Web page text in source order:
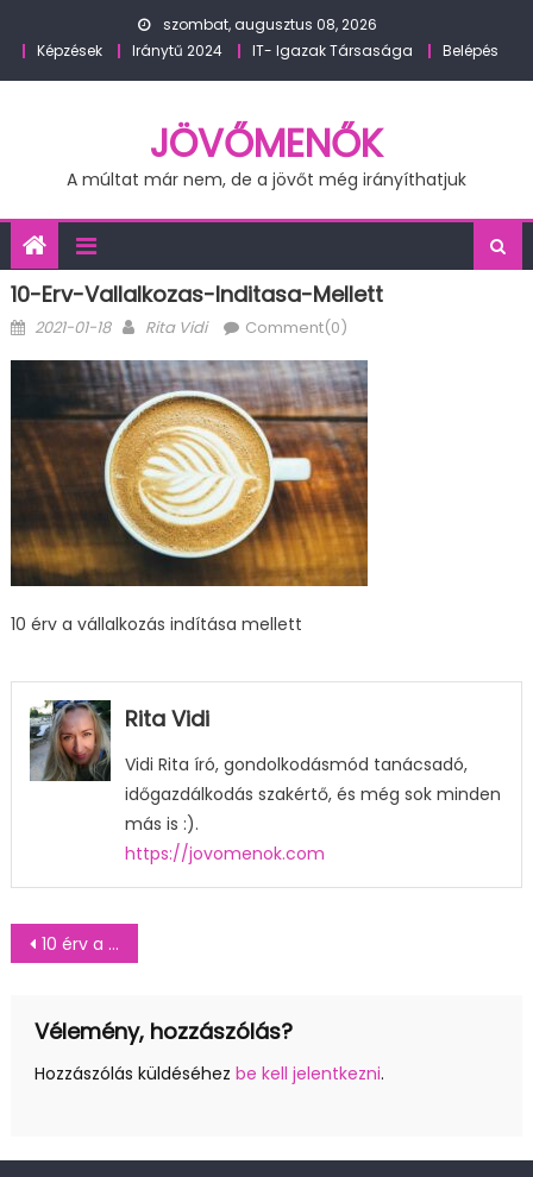
szombat, augusztus 08, 2026
Képzések
Iránytű 2024 IT- Igazak Társasága Belépés
JÖVŐMENŐK
A múltat már nem, de a jövőt még irányíthatjuk
10-Erv-Vallalkozas-Inditasa-Mellett
Posted
2021-01-18 Author
Rita Vidi Comment(0)
10 érv a vállalkozás indítása mellett
Rita Vidi
Vidi Rita író, gondolkodásmód tanácsadó,
időgazdálkodás szakértő, és még sok minden
más is :).
https://jovomenok.com
Bejegyzés
10 érv a vállalkozás indítása mellett
Vélemény, hozzászólás?
Hozzászólás küldéséhez be kell jelentkezni.